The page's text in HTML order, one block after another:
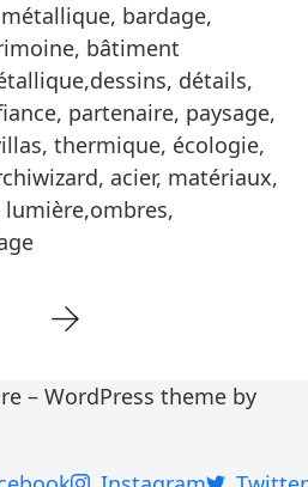
bardage,
bâtiment
détails,
partenaire, paysage,
thermique, écologie,
acier, matériaux,
– WordPress theme by